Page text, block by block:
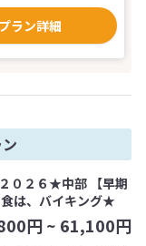
プラン詳細
０２６★中部 【早期
は、バイキング★
円 ~ 61,100円